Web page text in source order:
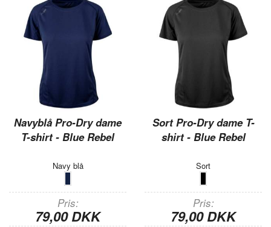
Navyblå Pro-Dry dame
T-shirt - Blue Rebel
Navy blå
Pris
79,00 DKK
Sort Pro-Dry dame T-
shirt - Blue Rebel
Sort
Pris
79,00 DKK